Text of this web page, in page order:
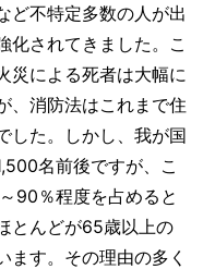
ど不特定多数の人が出
化されてきました。こ
災による死者は大幅に
、消防法はこれまで住
した。しかし、我が国
名前後ですが、こ
90％程度を占めると
とんどが65歳以上の
ます。その理由の多く